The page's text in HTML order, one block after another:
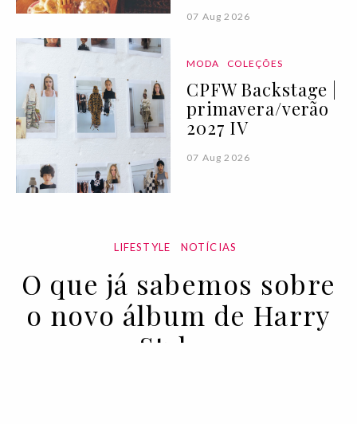
07 Aug 2026
MODA COLEÇÕES
CPFW Backstage |
primavera/verão
2027 IV
07 Aug 2026
LIFESTYLE NOTÍCIAS
O que já sabemos sobre
o novo álbum de Harry
Styles